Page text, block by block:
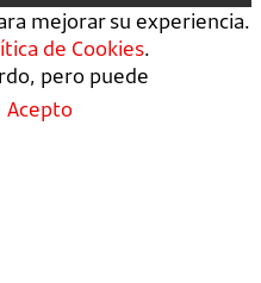
mejorar su experiencia.
de Cookies.
pero puede
Acepto